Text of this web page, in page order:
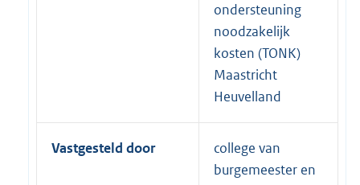
ondersteuning
noodzakelijk
kosten (TONK)
Maastricht
Heuvelland
Vastgesteld door
college van
burgemeester en